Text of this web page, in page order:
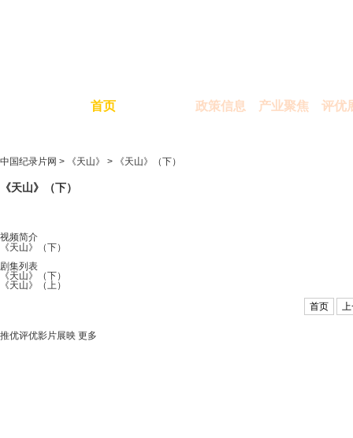
首页 政策信息 产业聚焦 评优
中国纪录片网 > 《天山》 > 《天山》（下）
《天山》（下）
视频简介
《天山》（下）
剧集列表
《天山》（下）
《天山》（上）
首页
推优评优影片展映 更多